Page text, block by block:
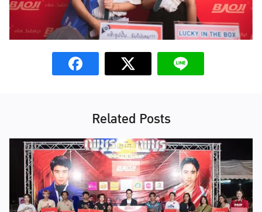
Related Posts